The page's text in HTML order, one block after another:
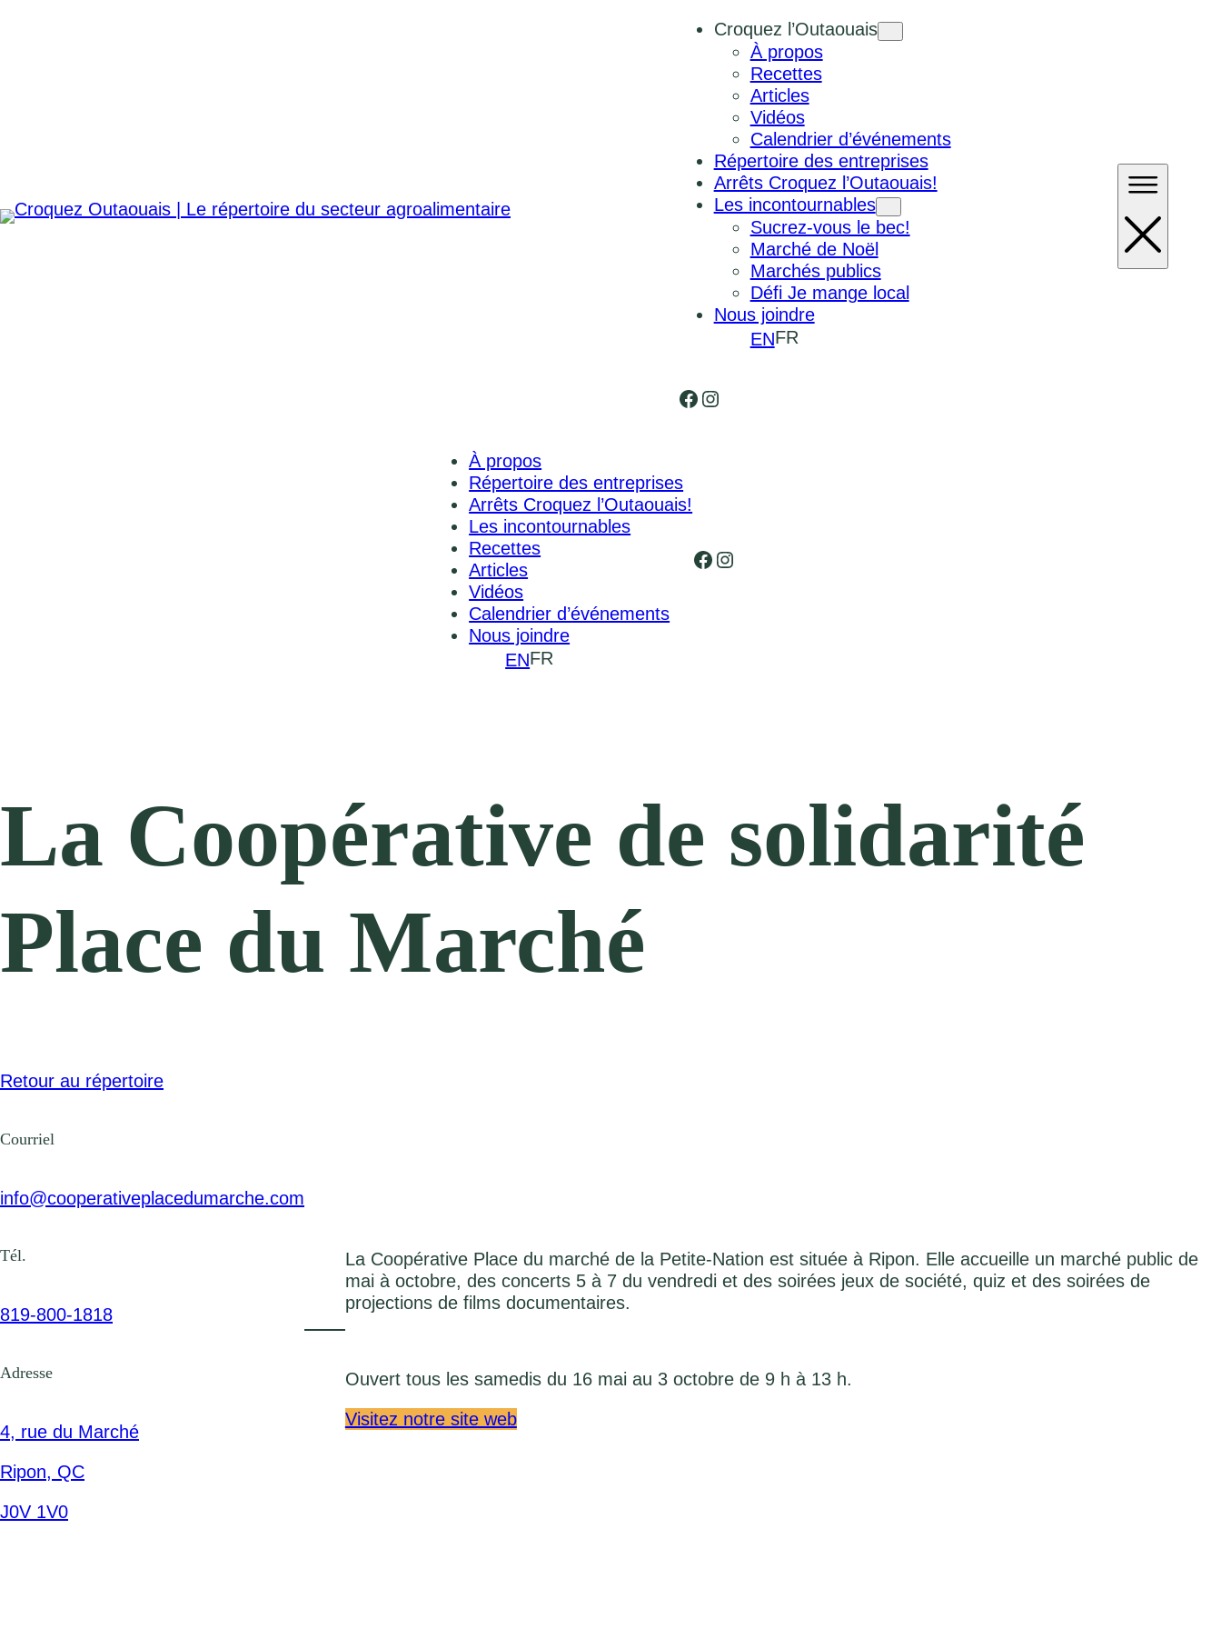
Croquez l’Outaouais
À propos
Recettes
Articles
Vidéos
Calendrier d’événements
Répertoire des entreprises
Arrêts Croquez l’Outaouais!
Les incontournables
Sucrez-vous le bec!
Marché de Noël
Marchés publics
Défi Je mange local
Nous joindre
ENFR
Facebook
Instagram
À propos
Répertoire des entreprises
Arrêts Croquez l’Outaouais!
Les incontournables
Recettes
Articles
Vidéos
Calendrier d’événements
Nous joindre
ENFR
Facebook
Instagram
La Coopérative de solidarité
Place du Marché
Retour au répertoire
Courriel
info@cooperativeplacedumarche.com
Tél.
819-800-1818
Adresse
4, rue du Marché
Ripon, QC
J0V 1V0
La Coopérative Place du marché de la Petite-Nation est située à Ripon. Elle accueille un marché public de
mai à octobre, des concerts 5 à 7 du vendredi et des soirées jeux de société, quiz et des soirées de
projections de films documentaires.
Ouvert tous les samedis du 16 mai au 3 octobre de 9 h à 13 h.
Visitez notre site web